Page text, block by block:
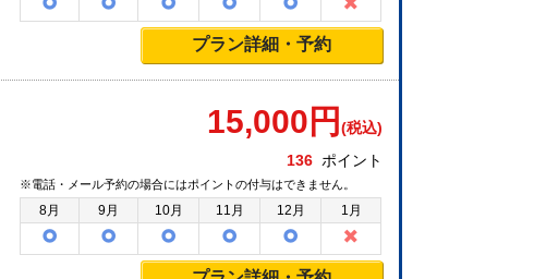
プラン詳細・予約
15,000 円 (税込)
136 ポイント
※電話・メール予約の場合にはポイントの付与はできません。
8月 9月 10月 11月 12月 1月